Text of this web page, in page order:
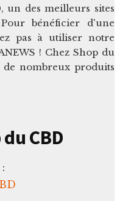
un des meilleurs sites
bénéficier d'une
pas à utiliser notre
! Chez Shop du
nombreux produits
CBD